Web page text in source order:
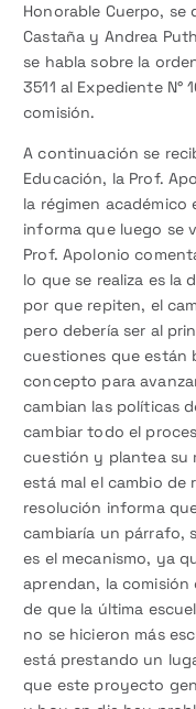
Honorable Cuerpo, se
Castaña y Andrea
se habla sobre la
3511 al Expediente
comisión.
A continuación se
Educación, la Prof.
la régimen académico
informa que luego se
Prof. Apolonio
lo que se realiza es la
por que repiten, el
pero debería ser al
cuestiones que están
concepto para
cambian las políticas
cambiar todo el
cuestión y plantea su
está mal el cambio
resolución informa
cambiaría un párrafo,
es el mecanismo, ya
aprendan, la comisión
de que la última
no se hicieron más
está prestando un
que este proyecto